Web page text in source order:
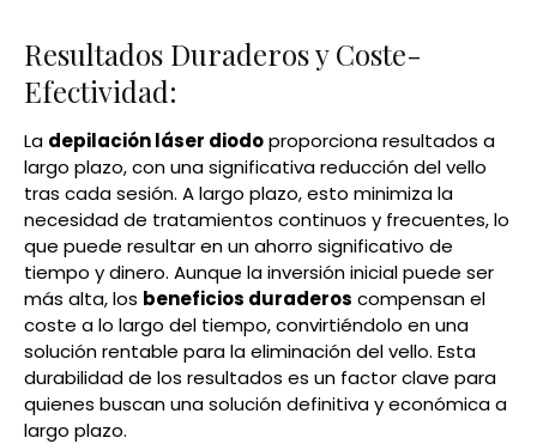
Resultados Duraderos y Coste-
Efectividad:
La depilación láser diodoproporciona resultados a
largo plazo, con una significativa reducción del vello
tras cada sesión. A largo plazo, esto minimiza la
necesidad de tratamientos continuos y frecuentes, lo
que puede resultar en un ahorro significativo de
tiempo y dinero. Aunque la inversión inicial puede ser
más alta, los beneficios duraderos compensan el
coste a lo largo del tiempo, convirtiéndolo en una
solución rentable para la eliminación del vello. Esta
durabilidad de los resultados es un factor clave para
quienes buscan una solución definitiva y económica a
largo plazo.